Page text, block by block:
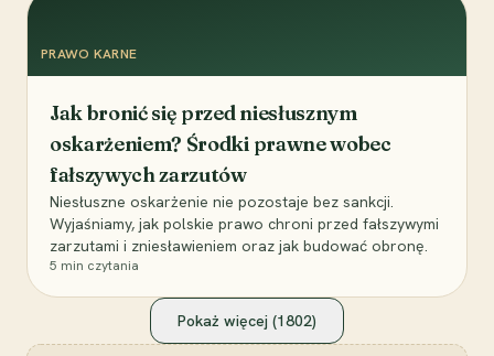
PRAWO KARNE
Jak bronić się przed niesłusznym
oskarżeniem? Środki prawne wobec
fałszywych zarzutów
Niesłuszne oskarżenie nie pozostaje bez sankcji.
Wyjaśniamy, jak polskie prawo chroni przed fałszywymi
zarzutami i zniesławieniem oraz jak budować obronę.
5 min czytania
Pokaż więcej (1802)